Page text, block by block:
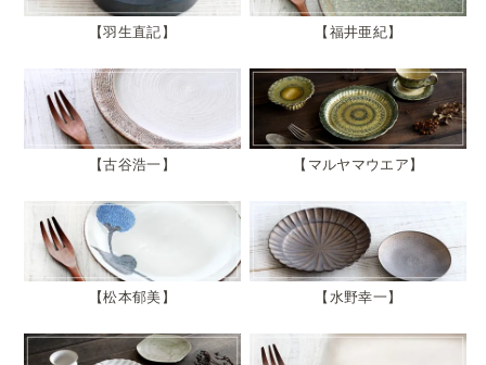
羽生直記 福井亜紀
古谷浩一 マルヤマウエア
松本郁美 水野幸一